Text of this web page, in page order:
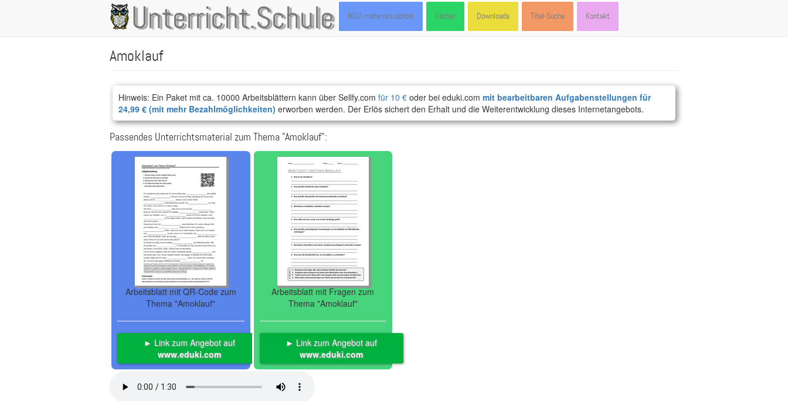
Unterricht.Schule
Main
navigation
NEU: materials.school Fächer Downloads Titel-Suche Kontakt
Amoklauf
Hinweis: Ein Paket mit ca. 10000 Arbeitsblättern kann über Sellfy.com für 10 € oder bei eduki.com mit bearbeitbaren Aufgabenstellungen für
24,99 € (mit mehr Bezahlmöglichkeiten) erworben werden. Der Erlös sichert den Erhalt und die Weiterentwicklung dieses Internetangebots.
Passendes Unterrichtsmaterial zum Thema "Amoklauf":
Arbeitsblatt mit QR-Code zum
Thema "Amoklauf"
► Link zum Angebot auf
www.eduki.com
Arbeitsblatt mit Fragen zum
Thema "Amoklauf"
► Link zum Angebot auf
www.eduki.com